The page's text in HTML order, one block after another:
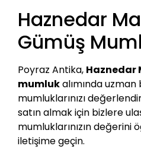
Haznedar
Gümüş
Poyraz Antika, Haznedar
mumlukalımında
mumluklarınızı
satın almak için bizlere
mumluklarınızın
iletişime geçin.